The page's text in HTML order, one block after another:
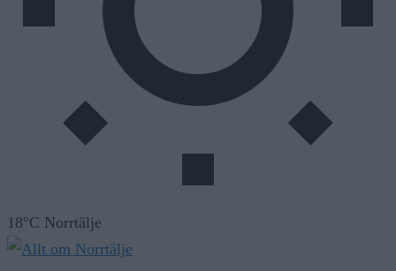
18°C Norrtälje